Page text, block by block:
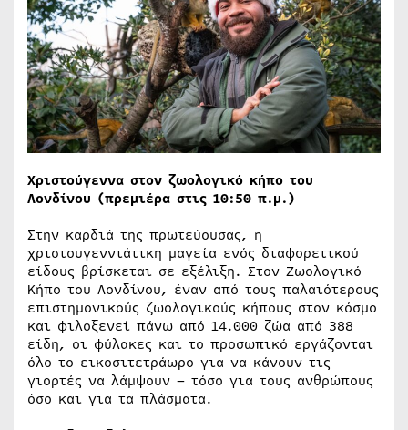
Χριστούγεννα στον ζωολογικό κήπο του
Λονδίνου (πρεμιέρα στις 10:50 π.μ.)
Στην καρδιά της πρωτεύουσας, η
χριστουγεννιάτικη μαγεία ενός διαφορετικού
είδους βρίσκεται σε εξέλιξη. Στον Ζωολογικό
Κήπο του Λονδίνου, έναν από τους παλαιότερους
επιστημονικούς ζωολογικούς κήπους στον κόσμο
και φιλοξενεί πάνω από 14.000 ζώα από 388
είδη, οι φύλακες και το προσωπικό εργάζονται
όλο το εικοσιτετράωρο για να κάνουν τις
γιορτές να λάμψουν – τόσο για τους ανθρώπους
όσο και για τα πλάσματα.